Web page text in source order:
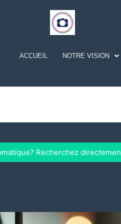
ACCUEIL NOTRE VISION
Recherchez